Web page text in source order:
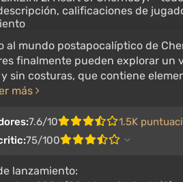
al mundo postapocalíptico de
finalmente pueden explorar un
sin costuras, que contiene
más
7.6/10
1.5K
75/100
lanzamiento: